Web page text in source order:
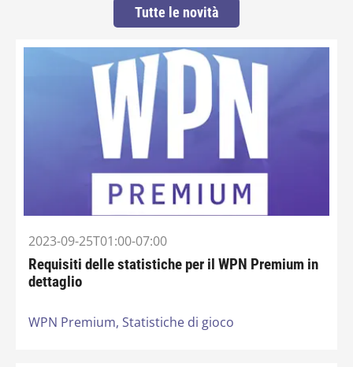
Tutte le novità
2023-09-25T01:00-07:00
Requisiti delle statistiche per il WPN Premium in
dettaglio
WPN Premium, Statistiche di gioco